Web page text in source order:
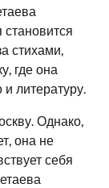
становится
стихами,
где она
литературу.
Однако,
она не
себя